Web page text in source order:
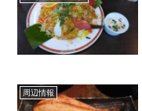
周辺情報